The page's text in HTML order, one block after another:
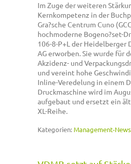
Im Zuge der weiteren
Kernkompetenz in der
Gra?sche Centrum Cuno
hochmoderne Bogeno?set-
106-8-P+L der Heidelberger
AG erworben. Sie wurde für
Akzidenz- und
und vereint hohe
Inline-Veredelung in einem
Druckmaschine wird im
aufgebaut und ersetzt ein
XL-Reihe.
Kategorien:Management-News